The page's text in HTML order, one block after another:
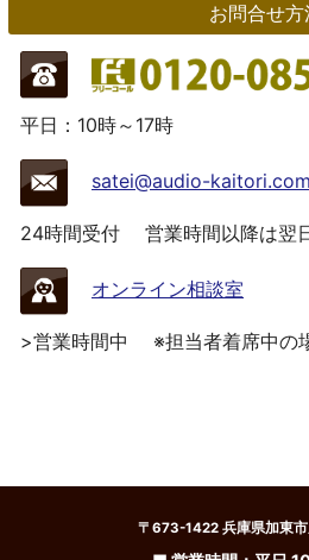
お問合せ方
平日：10時～17時
satei@audio-kaitori.com
24時間受付 営業時間以降は翌
オンライン相談室
>営業時間中 ※担当者着席中の
〒673-1422 兵庫県加東